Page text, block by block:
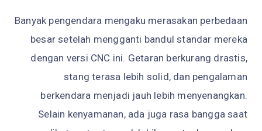
Banyak pengendara mengaku merasakan perbedaan
besar setelah mengganti bandul standar mereka
dengan versi CNC ini. Getaran berkurang drastis,
stang terasa lebih solid, dan pengalaman
berkendara menjadi jauh lebih menyenangkan.
Selain kenyamanan, ada juga rasa bangga saat